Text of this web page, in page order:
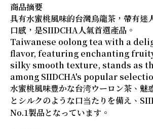
商品摘要
具有水蜜桃風味的台灣烏龍茶，帶有迷
口感，是SIIDCHA人氣首選產品。
Taiwanese oolong tea with a
flavor, featuring enchanting
silky smooth texture, stands as
among SIIDCHA's popular
水蜜桃風味豊かな台湾ウーロン茶、魅
とシルクのような口当たりを備え、
No.1製品となっています。